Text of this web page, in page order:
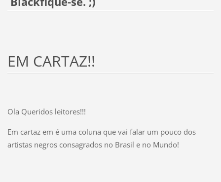
EM CARTAZ!!
Ola Queridos leitores!!!
Em cartaz em é uma coluna que vai falar um pouco dos
artistas negros consagrados no Brasil e no Mundo!